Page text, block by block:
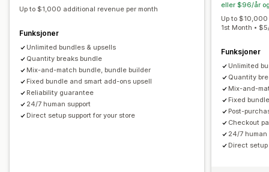
Rabatter Volumrabatter
Prosentbaserte rabatter
Gratis frakt
Kjøp én, få én gratis
Abonnementer
Masseprissetting
Grossistpriser
Dynamisk prissetting Tilpasset prissetting
Popup-vinduer
Dynamisk prissetting
Administrere rabatter
Maler Valutakonvertering
Utløsere og regler
Automasjoner
Rapportering
Analyse
A/B-testing
Up to $1,000 additional revenue per month
Funksjoner
Unlimited bundles & upsells
Quantity breaks bundle
Mix-and-match bundle, bundle builder
Fixed bundle and smart add-ons upsell
Reliability guarantee
24/7 human support
Direct setup support for your store
eller $96/år
Up to
1st Month •
Funksjoner
Unlimited
Quantity
Mix-and-
Fixed
Post-
Checkout
24/7 human
Direct